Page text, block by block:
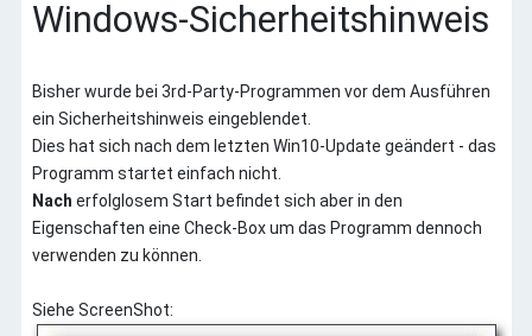
Willkommen
CCU-RemotePC
Optionen
Changelog
Tipps
Links
Diverses
Windows-Sicherheitshinweis
Bisher wurde bei 3rd-Party-Programmen vor dem Ausführen
ein Sicherheitshinweis eingeblendet.
Dies hat sich nach dem letzten Win10-Update geändert - das
Programm startet einfach nicht.
Nach erfolglosem Start befindet sich aber in den
Eigenschaften eine Check-Box um das Programm dennoch
verwenden zu können.
Siehe ScreenShot: